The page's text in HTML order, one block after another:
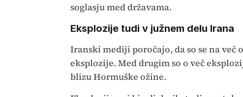
soglasju med državama.
Eksplozije tudi v južnem delu Irana
Iranski mediji poročajo, da so se na več
eksplozije. Med drugim so o več
blizu Hormuške ožine.